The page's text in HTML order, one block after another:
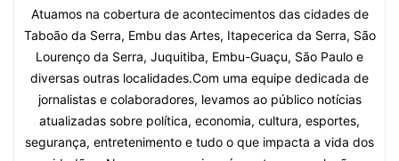
Atuamos na cobertura de acontecimentos das cidades de
Taboão da Serra, Embu das Artes, Itapecerica da Serra, São
Lourenço da Serra, Juquitiba, Embu-Guaçu, São Paulo e
diversas outras localidades.Com uma equipe dedicada de
jornalistas e colaboradores, levamos ao público notícias
atualizadas sobre política, economia, cultura, esportes,
segurança, entretenimento e tudo o que impacta a vida dos